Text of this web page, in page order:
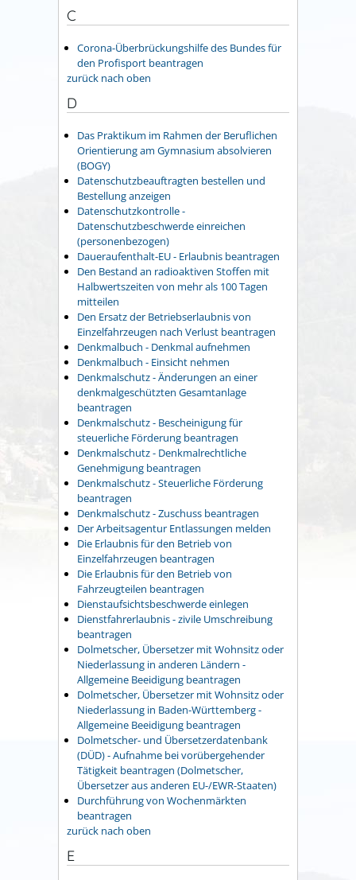
C
Corona-Überbrückungshilfe des Bundes für
den Profisport beantragen
zurück nach oben
D
Das Praktikum im Rahmen der Beruflichen
Orientierung am Gymnasium absolvieren
(BOGY)
Datenschutzbeauftragten bestellen und
Bestellung anzeigen
Datenschutzkontrolle -
Datenschutzbeschwerde einreichen
(personenbezogen)
Daueraufenthalt-EU - Erlaubnis beantragen
Den Bestand an radioaktiven Stoffen mit
Halbwertszeiten von mehr als 100 Tagen
mitteilen
Den Ersatz der Betriebserlaubnis von
Einzelfahrzeugen nach Verlust beantragen
Denkmalbuch - Denkmal aufnehmen
Denkmalbuch - Einsicht nehmen
Denkmalschutz - Änderungen an einer
denkmalgeschützten Gesamtanlage
beantragen
Denkmalschutz - Bescheinigung für
steuerliche Förderung beantragen
Denkmalschutz - Denkmalrechtliche
Genehmigung beantragen
Denkmalschutz - Steuerliche Förderung
beantragen
Denkmalschutz - Zuschuss beantragen
Der Arbeitsagentur Entlassungen melden
Die Erlaubnis für den Betrieb von
Einzelfahrzeugen beantragen
Die Erlaubnis für den Betrieb von
Fahrzeugteilen beantragen
Dienstaufsichtsbeschwerde einlegen
Dienstfahrerlaubnis - zivile Umschreibung
beantragen
Dolmetscher, Übersetzer mit Wohnsitz oder
Niederlassung in anderen Ländern -
Allgemeine Beeidigung beantragen
Dolmetscher, Übersetzer mit Wohnsitz oder
Niederlassung in Baden-Württemberg -
Allgemeine Beeidigung beantragen
Dolmetscher- und Übersetzerdatenbank
(DÜD) - Aufnahme bei vorübergehender
Tätigkeit beantragen (Dolmetscher,
Übersetzer aus anderen EU-/EWR-Staaten)
Durchführung von Wochenmärkten
beantragen
zurück nach oben
E